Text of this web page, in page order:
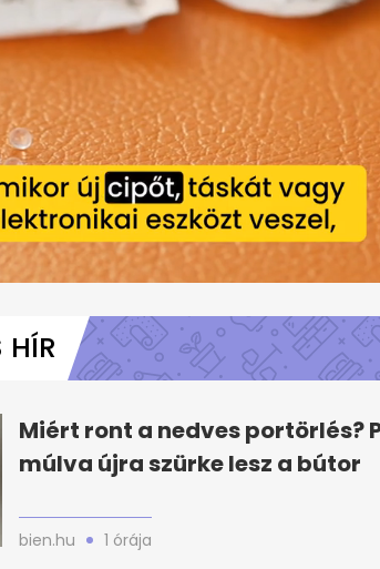
HÍR
Miért ront a nedves portörlés?
múlva újra szürke lesz a bútor
bien.hu 1 órája